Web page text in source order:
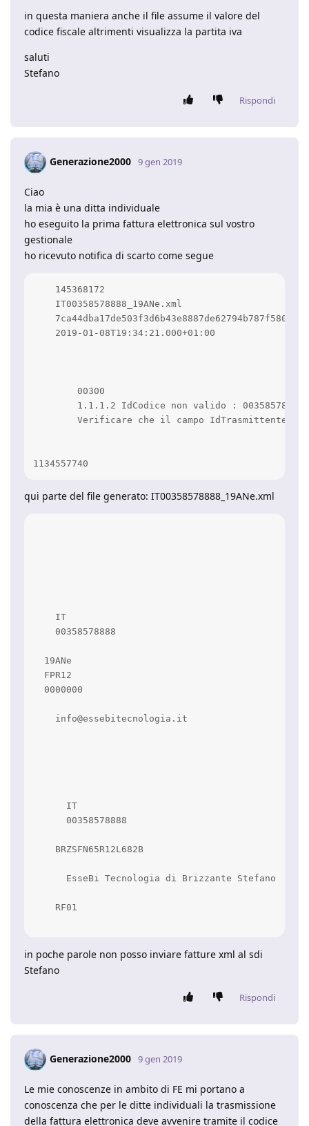
in questa maniera anche il file assume il valore del
codice fiscale altrimenti visualizza la partita iva
saluti
Stefano
Rispondi
Generazione2000 9 gen 2019
Ciao
la mia è una ditta individuale
ho eseguito la prima fattura elettronica sul vostro
gestionale
ho ricevuto notifica di scarto come segue
    145368172
    IT00358578888_19ANe.xml
    2019-01-08T19:34:21.000+01:00
        00300
        1.1.1.2 IdCodice non valido : 00358578888
Verificare che il campo IdTrasmittente/
1134557740
qui parte del file generato: IT00358578888_19ANe.xml
    IT
    00358578888
  19ANe
  FPR12
  0000000
    info@essebitecnologia.it
      IT
      00358578888
    BRZSFN65R12L682B
      EsseBi Tecnologia di Brizzante Stefano
    RF01
in poche parole non posso inviare fatture xml al sdi
Stefano
Rispondi
Generazione2000 9 gen 2019
Le mie conoscenze in ambito di FE mi portano a
conoscenza che per le ditte individuali la trasmissione
della fattura elettronica deve avvenire tramite il codice